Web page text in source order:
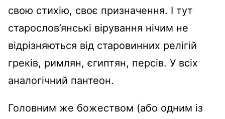
свою стихію, своє призначення. І тут
старослов’янські вірування нічим не
відрізняються від старовинних релігій
греків, римлян, єгиптян, персів. У всіх
аналогічний пантеон.
Головним же божеством (або одним із